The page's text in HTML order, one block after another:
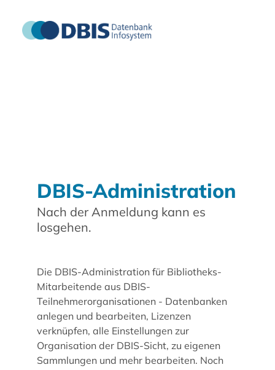
DBIS-Administration
Nach der Anmeldung kann es
losgehen.
Die DBIS-Administration für Bibliotheks-
Mitarbeitende aus DBIS-
Teilnehmerorganisationen - Datenbanken
anlegen und bearbeiten, Lizenzen
verknüpfen, alle Einstellungen zur
Organisation der DBIS-Sicht, zu eigenen
Sammlungen und mehr bearbeiten. Noch